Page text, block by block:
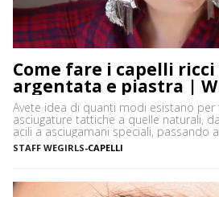
Come fare i capelli
argentata e piastra |
Avete idea di quanti modi esistano per
asciugature tattiche a quelle naturali,
acili a asciugamani speciali, passando
disparati. Avere i capelli ricci è uno
quando ci vediamo più belle selvagge.
STAFF WEGIRLS-CAPELLI